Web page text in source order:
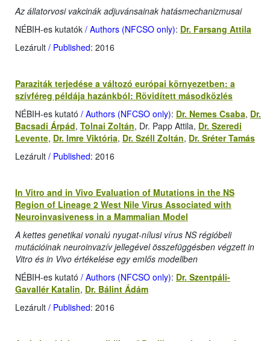
Az állatorvosi vakcinák adjuvánsainak hatásmechanizmusai
NÉBIH-es kutatók / Authors (NFCSO only): Dr. Farsang Attila
Lezárult / Published: 2016
Paraziták terjedése a változó európai környezetben: a
szívféreg példája hazánkból: Rövidített másodközlés
NÉBIH-es kutató / Authors (NFCSO only): Dr. Nemes Csaba, Dr.
Bacsadi Árpád, Tolnai Zoltán, Dr. Papp Attila, Dr. Szeredi
Levente, Dr. Imre Viktória, Dr. Széll Zoltán, Dr. Sréter Tamás
Lezárult / Published: 2016
In Vitro and in Vivo Evaluation of Mutations in the NS
Region of Lineage 2 West Nile Virus Associated with
Neuroinvasiveness in a Mammalian Model
A kettes genetikai vonalú nyugat-nílusi vírus NS régióbeli
mutációinak neuroinvazív jellegével összefüggésben végzett in
Vitro és in Vivo értékelése egy emlős modellben
NÉBIH-es kutató / Authors (NFCSO only): Dr. Szentpáli-
Gavallér Katalin, Dr. Bálint Ádám
Lezárult / Published: 2016